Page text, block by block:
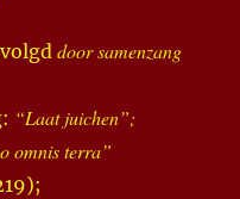
door samenzang
“Laat juichen”;
omnis terra”